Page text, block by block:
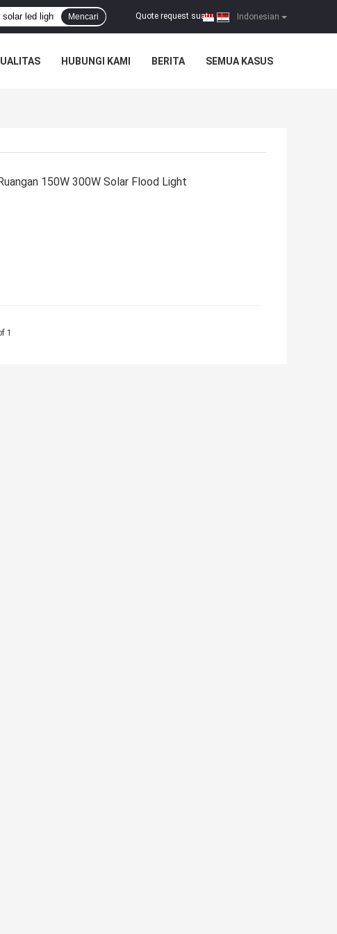
Indonesian
Quote request suatu |
Mencari
HUBUNGI KAMI BERITA SEMUA KASUS
150W 300W Solar Flood Light
1